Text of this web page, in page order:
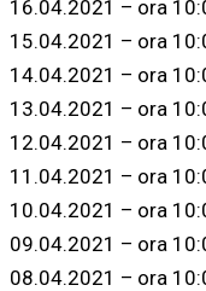
16.04.2021 – ora
15.04.2021 – ora
14.04.2021 – ora
13.04.2021 – ora
12.04.2021 – ora
11.04.2021 – ora
10.04.2021 – ora
09.04.2021 – ora
08.04.2021 – ora